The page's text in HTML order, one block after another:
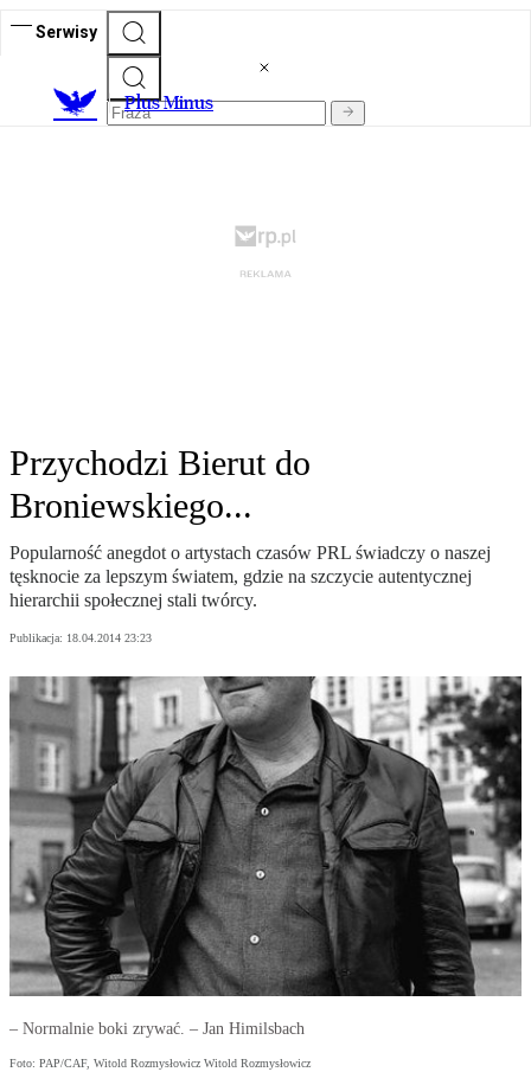
Serwisy
Plus Minus
Przychodzi Bierut do
Broniewskiego...
Popularność anegdot o artystach czasów PRL świadczy o naszej
tęsknocie za lepszym światem, gdzie na szczycie autentycznej
hierarchii społecznej stali twórcy.
Publikacja: 18.04.2014 23:23
– Normalnie boki zrywać. – Jan Himilsbach
Foto: PAP/CAF, Witold Rozmysłowicz Witold Rozmysłowicz